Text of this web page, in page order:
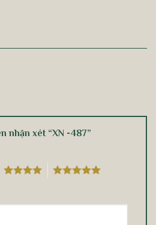
nhận xét “XN -487”
4 5